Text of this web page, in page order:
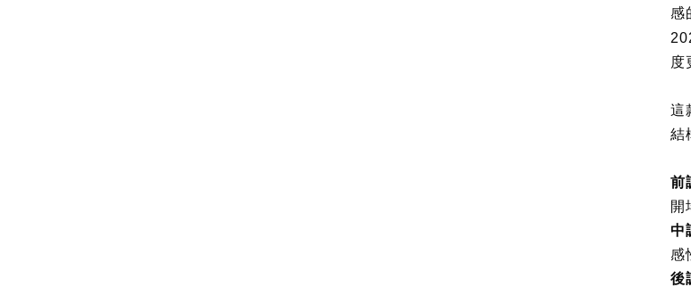
感
度
這
結
前
開
中
感
後